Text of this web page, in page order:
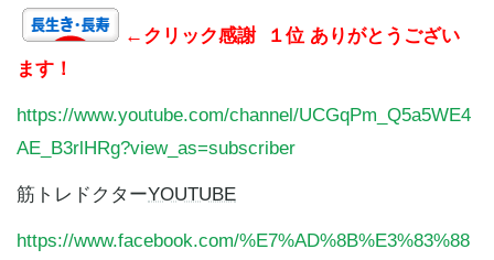
←クリック感謝 １位 ありがとうござい
ます！
https://www.youtube.com/channel/UCGqPm_Q5a5WE4
AE_B3rlHRg?view_as=subscriber
筋トレドクターYOUTUBE
https://www.facebook.com/%E7%AD%8B%E3%83%88